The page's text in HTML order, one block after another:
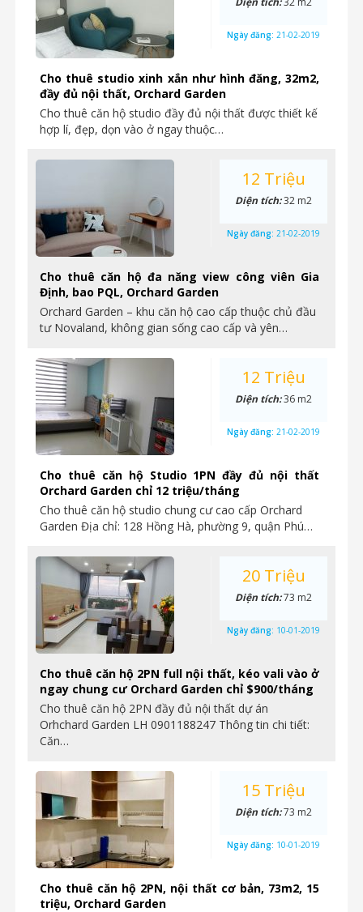
Cho thuê studio xinh xắn như hình đăng, 32m2,
đầy đủ nội thất, Orchard Garden
Cho thuê căn hộ studio đầy đủ nội thất được thiết kế
hợp lí, đẹp, dọn vào ở ngay thuộc…
Ngày đăng: 21-02-2019
Cho thuê căn hộ đa năng view công viên Gia
Định, bao PQL, Orchard Garden
Orchard Garden – khu căn hộ cao cấp thuộc chủ đầu
tư Novaland, không gian sống cao cấp và yên…
12 Triệu
Diện tích:32 m2
Ngày đăng: 21-02-2019
Cho thuê căn hộ Studio 1PN đầy đủ nội thất
Orchard Garden chỉ 12 triệu/tháng
Cho thuê căn hộ studio chung cư cao cấp Orchard
Garden Địa chỉ: 128 Hồng Hà, phường 9, quận Phú…
12 Triệu
Diện tích:36 m2
Ngày đăng: 21-02-2019
Cho thuê căn hộ 2PN full nội thất, kéo vali vào ở
ngay chung cư Orchard Garden chỉ $900/tháng
Cho thuê căn hộ 2PN đầy đủ nội thất dự án
Orhchard Garden LH 0901188247 Thông tin chi tiết:
Căn…
20 Triệu
Diện tích:73 m2
Ngày đăng: 10-01-2019
Cho thuê căn hộ 2PN, nội thất cơ bản, 73m2, 15
triệu, Orchard Garden
15 Triệu
Diện tích:73 m2
Ngày đăng: 10-01-2019